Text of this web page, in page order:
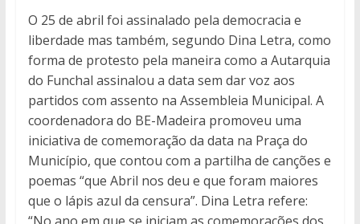
O 25 de abril foi assinalado pela democracia e
liberdade mas também, segundo Dina Letra, como
forma de protesto pela maneira como a Autarquia
do Funchal assinalou a data sem dar voz aos
partidos com assento na Assembleia Municipal. A
coordenadora do BE-Madeira promoveu uma
iniciativa de comemoração da data na Praça do
Município, que contou com a partilha de canções e
poemas “que Abril nos deu e que foram maiores
que o lápis azul da censura”. Dina Letra refere: